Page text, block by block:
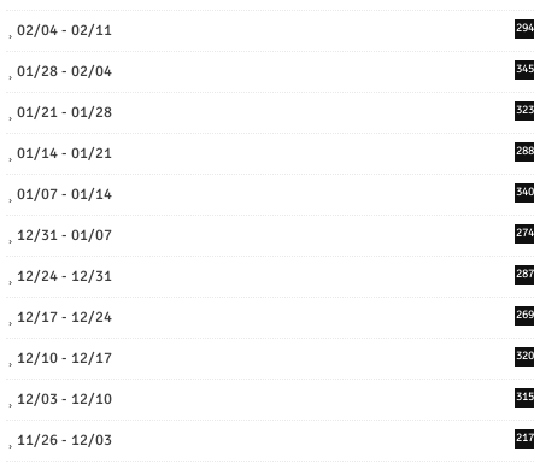
02/04 - 02/11 294
01/28 - 02/04 345
01/21 - 01/28 323
01/14 - 01/21 288
01/07 - 01/14 340
12/31 - 01/07 274
12/24 - 12/31 287
12/17 - 12/24 269
12/10 - 12/17 320
12/03 - 12/10 315
11/26 - 12/03 217